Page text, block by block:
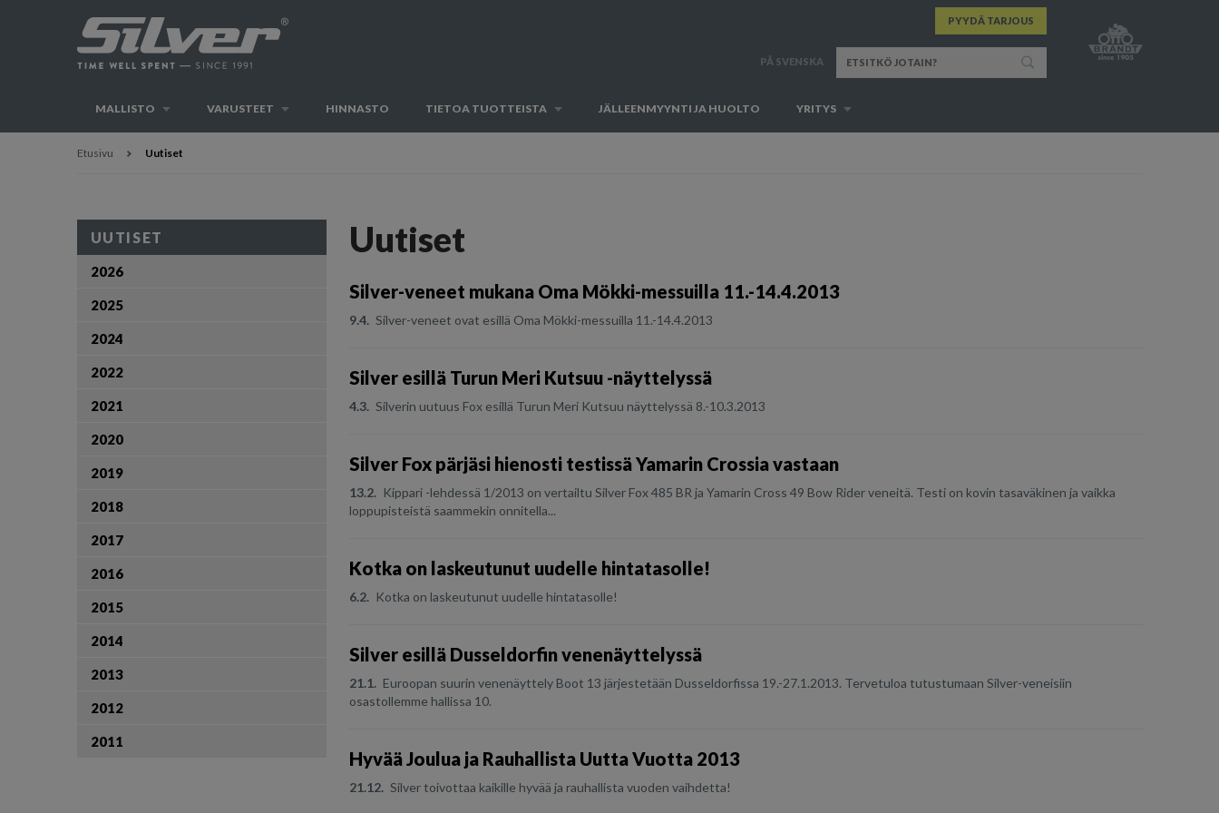
PYYDÄ TARJOUS
PÅ SVENSKA
MALLISTO VARUSTEET HINNASTO TIETOA TUOTTEISTA JÄLLEENMYYNTI JA HUOLTO YRITYS
Etusivu Uutiset
Uutiset
Silver-veneet mukana Oma Mökki-messuilla 11.-14.4.2013
9.4. Silver-veneet ovat esillä Oma Mökki-messuilla 11.-14.4.2013
Silver esillä Turun Meri Kutsuu -näyttelyssä
4.3. Silverin uutuus Fox esillä Turun Meri Kutsuu näyttelyssä 8.-10.3.2013
Silver Fox pärjäsi hienosti testissä Yamarin Crossia vastaan
13.2. Kippari -lehdessä 1/2013 on vertailtu Silver Fox 485 BR ja Yamarin Cross 49 Bow Rider veneitä. Testi on kovin tasaväkinen ja vaikka
loppupisteistä saammekin onnitella...
Kotka on laskeutunut uudelle hintatasolle!
6.2. Kotka on laskeutunut uudelle hintatasolle!
Silver esillä Dusseldorfin venenäyttelyssä
21.1. Euroopan suurin venenäyttely Boot 13 järjestetään Dusseldorfissa 19.-27.1.2013. Tervetuloa tutustumaan Silver-veneisiin
osastollemme hallissa 10.
Hyvää Joulua ja Rauhallista Uutta Vuotta 2013
21.12. Silver toivottaa kaikille hyvää ja rauhallista vuoden vaihdetta!
UUTISET
2026
2025
2024
2022
2021
2020
2019
2018
2017
2016
2015
2014
2013
2012
2011